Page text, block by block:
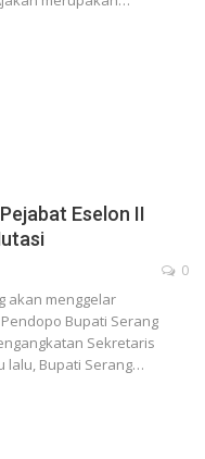
Eselon II
0
akan menggelar
Bupati Serang
Sekretaris
lalu, Bupati Serang…